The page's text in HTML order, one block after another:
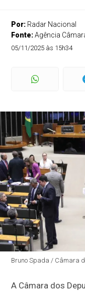
Por: Radar Nacional
Fonte:Agência
05/11/2025 às 15h34
Bruno Spada / Câmara
A Câmara dos